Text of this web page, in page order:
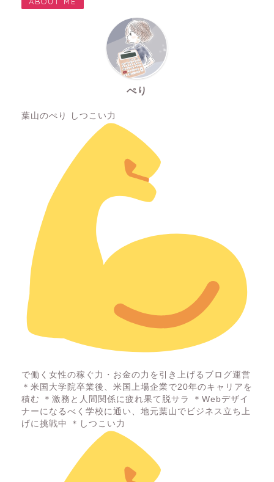
o
ts
ぺり
葉山のぺり しつこい力
で働く女性の稼ぐ力・お金の力を引き上げるブログ運営
＊米国大学院卒業後、米国上場企業で20年のキャリアを
積む ＊激務と人間関係に疲れ果て脱サラ ＊Webデザイ
ナーになるべく学校に通い、地元葉山でビジネス立ち上
げに挑戦中 ＊しつこい力